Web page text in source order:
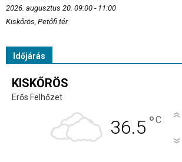
2026. augusztus 20. 09:00 - 11:00
Kiskőrös, Petőfi tér
Időjárás
KISKŐRÖS
Erős Felhőzet
36.5 °C